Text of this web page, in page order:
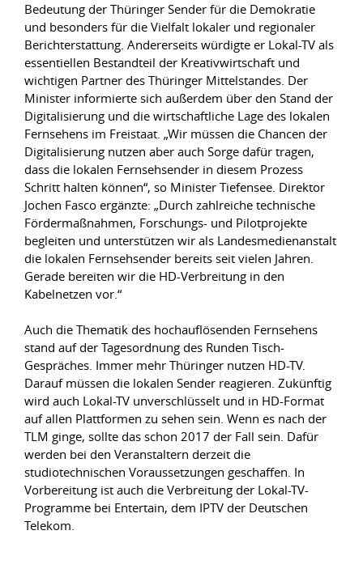
Bedeutung der Thüringer Sender für die Demokratie
und besonders für die Vielfalt lokaler und regionaler
Berichterstattung. Andererseits würdigte er Lokal-TV als
essentiellen Bestandteil der Kreativwirtschaft und
wichtigen Partner des Thüringer Mittelstandes. Der
Minister informierte sich außerdem über den Stand der
Digitalisierung und die wirtschaftliche Lage des lokalen
Fernsehens im Freistaat. „Wir müssen die Chancen der
Digitalisierung nutzen aber auch Sorge dafür tragen,
dass die lokalen Fernsehsender in diesem Prozess
Schritt halten können“, so Minister Tiefensee. Direktor
Jochen Fasco ergänzte: „Durch zahlreiche technische
Fördermaßnahmen, Forschungs- und Pilotprojekte
begleiten und unterstützen wir als Landesmedienanstalt
die lokalen Fernsehsender bereits seit vielen Jahren.
Gerade bereiten wir die HD-Verbreitung in den
Kabelnetzen vor.“
Auch die Thematik des hochauflösenden Fernsehens
stand auf der Tagesordnung des Runden Tisch-
Gespräches. Immer mehr Thüringer nutzen HD-TV.
Darauf müssen die lokalen Sender reagieren. Zukünftig
wird auch Lokal-TV unverschlüsselt und in HD-Format
auf allen Plattformen zu sehen sein. Wenn es nach der
TLM ginge, sollte das schon 2017 der Fall sein. Dafür
werden bei den Veranstaltern derzeit die
studiotechnischen Voraussetzungen geschaffen. In
Vorbereitung ist auch die Verbreitung der Lokal-TV-
Programme bei Entertain, dem IPTV der Deutschen
Telekom.